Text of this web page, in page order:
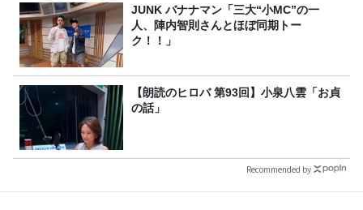
JUNK バナナマン「三大“小MC”の一
人、陣内智則さんとほぼ同期トー
ク！！」
【朗読のヒロバ 第93回】小泉八雲「お貞
の話」
Recommended by